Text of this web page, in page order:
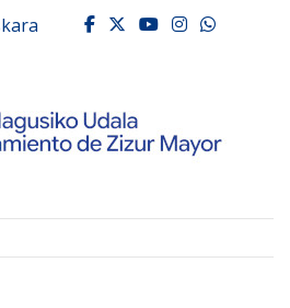
de
facebook
twitter
youtube